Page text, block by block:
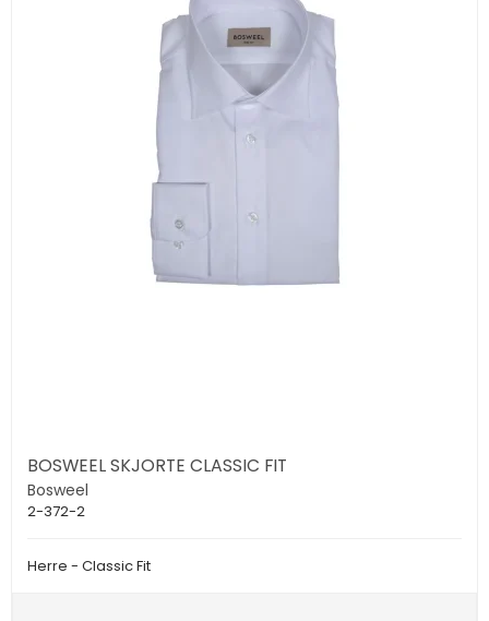
BOSWEEL SKJORTE CLASSIC FIT
Bosweel
2-372-2
Herre - Classic Fit